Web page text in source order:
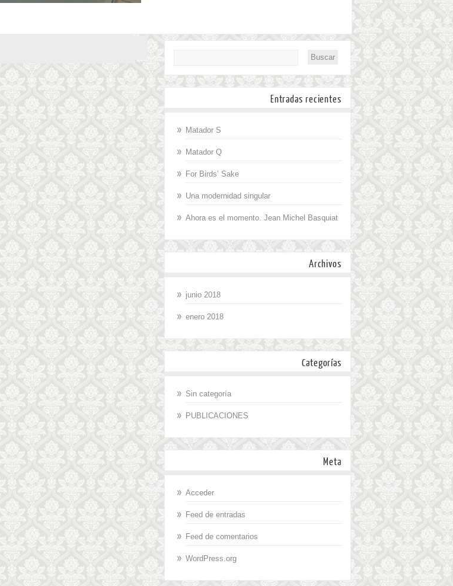
Entradas recientes
Matador S
Matador Q
For Birds’ Sake
Una modernidad singular
Ahora es el momento. Jean Michel Basquiat
Archivos
junio 2018
enero 2018
Categorías
Sin categoría
PUBLICACIONES
Meta
Acceder
Feed de entradas
Feed de comentarios
WordPress.org